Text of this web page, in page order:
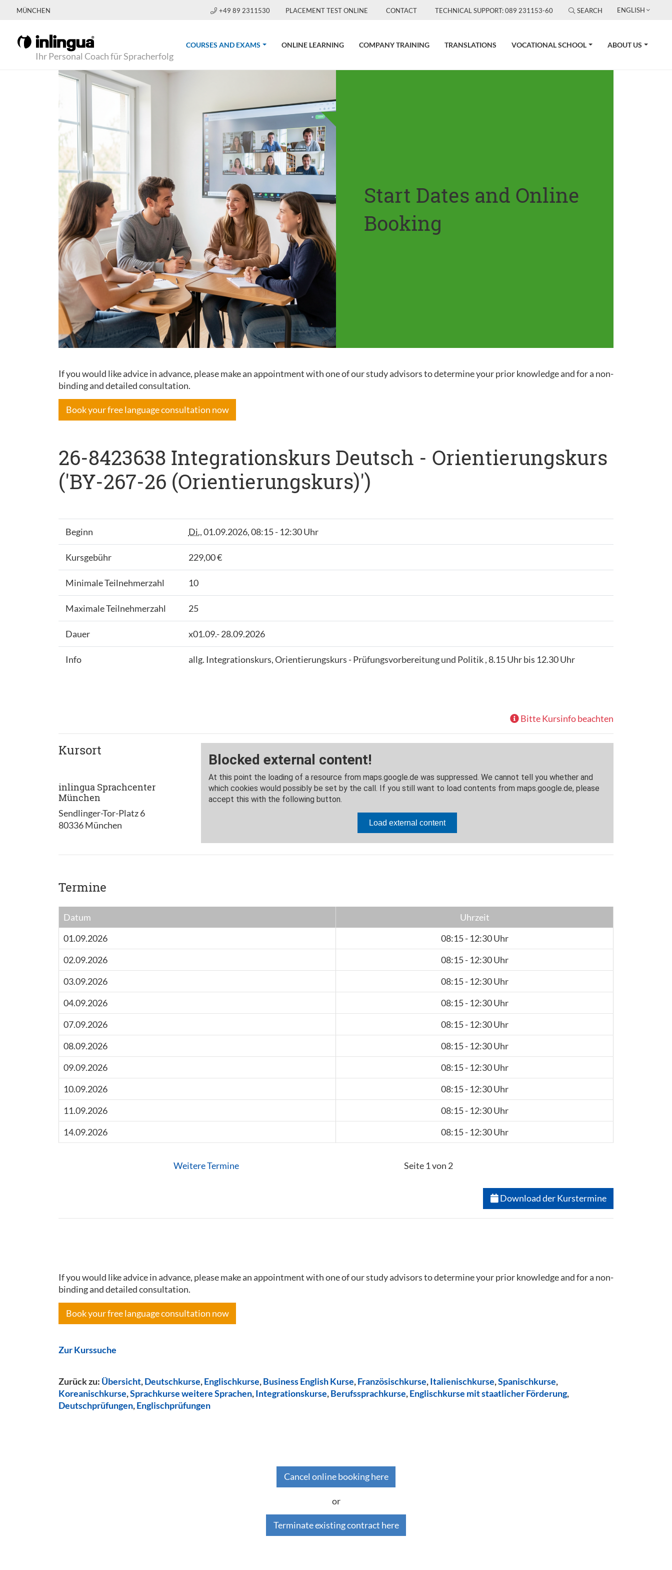
MÜNCHEN +49 89 2311530 PLACEMENT TEST ONLINE CONTACT TECHNICAL SUPPORT: 089 231153-60 SEARCH ENGLISH
Ihr Personal Coach für Spracherfolg
COURSES AND EXAMS (CURRENT)ONLINE LEARNING COMPANY TRAINING TRANSLATIONS VOCATIONAL SCHOOL ABOUT US
Start Dates and Online
Booking
If you would like advice in advance, please make an appointment with one of our study advisors to determine your prior knowledge and for a non-
binding and detailed consultation.
Book your free language consultation now
26-8423638 Integrationskurs Deutsch - Orientierungskurs
('BY-267-26 (Orientierungskurs)')
Beginn Di., 01.09.2026, 08:15 - 12:30 Uhr
Kursgebühr 229,00 €
Minimale Teilnehmerzahl 10
Maximale Teilnehmerzahl 25
Dauer x01.09.- 28.09.2026
Info allg. Integrationskurs, Orientierungskurs - Prüfungsvorbereitung und Politik , 8.15 Uhr bis 12.30 Uhr
Bitte Kursinfo beachten
Kursort
inlingua Sprachcenter
München
Sendlinger-Tor-Platz 6
80336 München
Termine
Datum
Uhrzeit
01.09.2026
08:15 - 12:30 Uhr
02.09.2026
08:15 - 12:30 Uhr
03.09.2026
08:15 - 12:30 Uhr
04.09.2026
08:15 - 12:30 Uhr
07.09.2026
08:15 - 12:30 Uhr
08.09.2026
08:15 - 12:30 Uhr
09.09.2026
08:15 - 12:30 Uhr
10.09.2026
08:15 - 12:30 Uhr
11.09.2026
08:15 - 12:30 Uhr
14.09.2026
08:15 - 12:30 Uhr
Weitere Termine Seite 1 von 2
Download der Kurstermine
If you would like advice in advance, please make an appointment with one of our study advisors to determine your prior knowledge and for a non-
binding and detailed consultation.
Book your free language consultation now
Zur Kurssuche
Zurück zu: Übersicht,Deutschkurse,Englischkurse,Business English Kurse,Französischkurse,Italienischkurse,Spanischkurse,
Koreanischkurse,Sprachkurse weitere Sprachen,Integrationskurse,Berufssprachkurse,Englischkurse mit staatlicher Förderung,
Deutschprüfungen,Englischprüfungen
Cancel online booking here
or
Terminate existing contract here